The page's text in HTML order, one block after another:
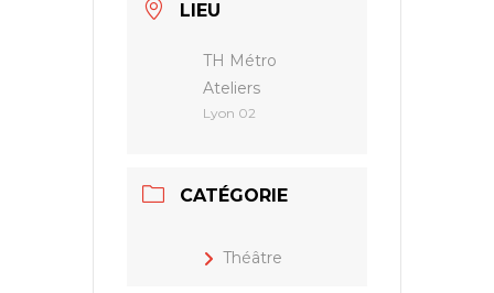
LIEU
TH Métro
Ateliers
Lyon 02
CATÉGORIE
Théâtre